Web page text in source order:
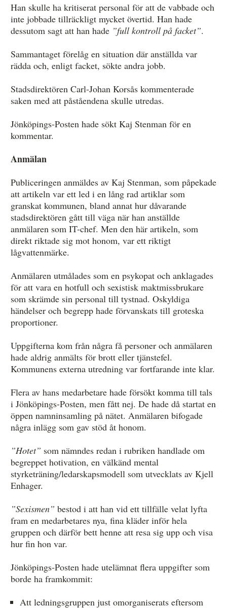
Han skulle ha kritiserat personal för att de vabbade och
inte jobbade tillräckligt mycket övertid. Han hade
dessutom sagt att han hade ”full kontroll på facket”.
Sammantaget förelåg en situation där anställda var
rädda och, enligt facket, sökte andra jobb.
Stadsdirektören Carl-Johan Korsås kommenterade
saken med att påståendena skulle utredas.
Jönköpings-Posten hade sökt Kaj Stenman för en
kommentar.
Anmälan
Publiceringen anmäldes av Kaj Stenman, som påpekade
att artikeln var ett led i en lång rad artiklar som
granskat kommunen, bland annat hur dåvarande
stadsdirektören gått till väga när han anställde
anmälaren som IT-chef. Men den här artikeln, som
direkt riktade sig mot honom, var ett riktigt
lågvattenmärke.
Anmälaren utmålades som en psykopat och anklagades
för att vara en hotfull och sexistisk maktmissbrukare
som skrämde sin personal till tystnad. Oskyldiga
händelser och begrepp hade förvanskats till groteska
proportioner.
Uppgifterna kom från några få personer och anmälaren
hade aldrig anmälts för brott eller tjänstefel.
Kommunens externa utredning var fortfarande inte klar.
Flera av hans medarbetare hade försökt komma till tals
i Jönköpings-Posten, men fått nej. De hade då startat en
öppen namninsamling på nätet. Anmälaren bifogade
några inlägg som gav stöd åt honom.
”Hotet” som nämndes redan i rubriken handlade om
begreppet hotivation, en välkänd mental
styrketräning/ledarskapsmodell som utvecklats av Kjell
Enhager.
”Sexismen” bestod i att han vid ett tillfälle velat lyfta
fram en medarbetares nya, fina kläder inför hela
gruppen och därför bett henne att resa sig upp och visa
hur fin hon var.
Jönköpings-Posten hade utelämnat flera uppgifter som
borde ha framkommit:
Att ledningsgruppen just omorganiserats eftersom